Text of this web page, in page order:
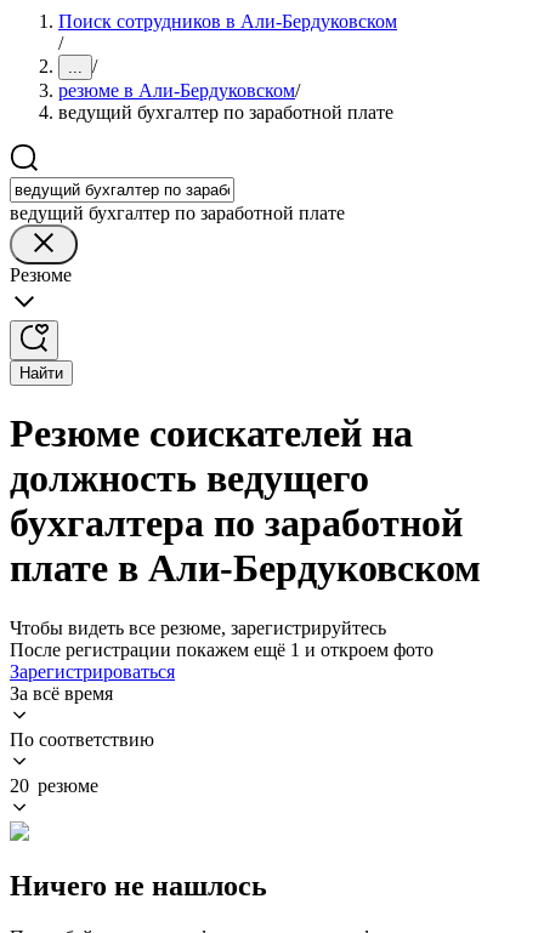
Поиск сотрудников в Али-Бердуковском
/
... /
резюме в Али-Бердуковском/
ведущий бухгалтер по заработной плате
ведущий бухгалтер по заработной плате
Резюме
Найти
Резюме соискателей на
должность ведущего
бухгалтера по заработной
плате в Али-Бердуковском
Чтобы видеть все резюме, зарегистрируйтесь
После регистрации покажем ещё 1 и откроем фото
Зарегистрироваться
За всё время
По соответствию
20 резюме
Ничего не нашлось